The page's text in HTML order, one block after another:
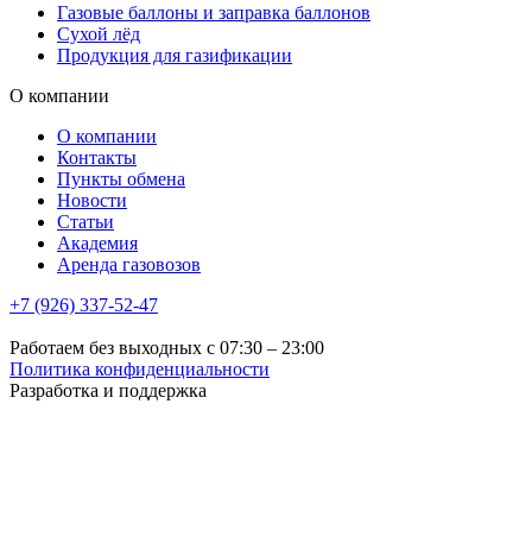
Газовые баллоны и заправка баллонов
Сухой лёд
Продукция для газификации
О компании
О компании
Контакты
Пункты обмена
Новости
Статьи
Академия
Аренда газовозов
+7 (926) 337-52-47
Работаем без выходных с 07:30 – 23:00
Политика конфиденциальности
Разработка и поддержка